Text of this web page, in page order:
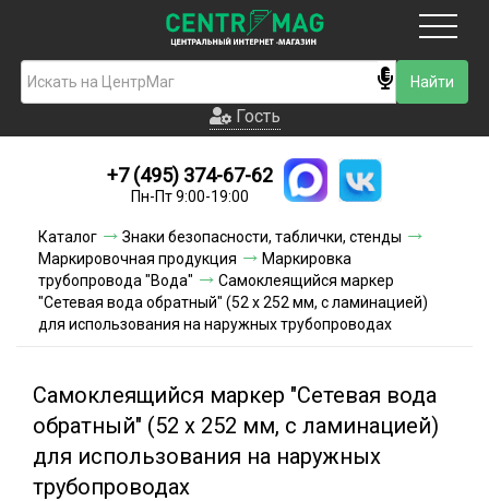
Гость
Новинки
Условия доставки
Условия оплаты
Контакты
Гость
+7 (495) 374-67-62
Пн-Пт 9:00-19:00
Каталог
Знаки безопасности, таблички, стенды
Маркировочная продукция
Маркировка
трубопровода "Вода"
Самоклеящийся маркер
"Сетевая вода обратный" (52 х 252 мм, с ламинацией)
для использования на наружных трубопроводах
Самоклеящийся маркер "Сетевая вода
обратный" (52 х 252 мм, с ламинацией)
для использования на наружных
трубопроводах